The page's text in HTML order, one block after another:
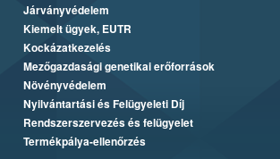
Járványvédelem
Kiemelt ügyek, EUTR
Kockázatkezelés
Mezőgazdasági genetikai erőforrások
Növényvédelem
Nyilvántartási és Felügyeleti Díj
Rendszerszervezés és felügyelet
Termékpálya-ellenőrzés